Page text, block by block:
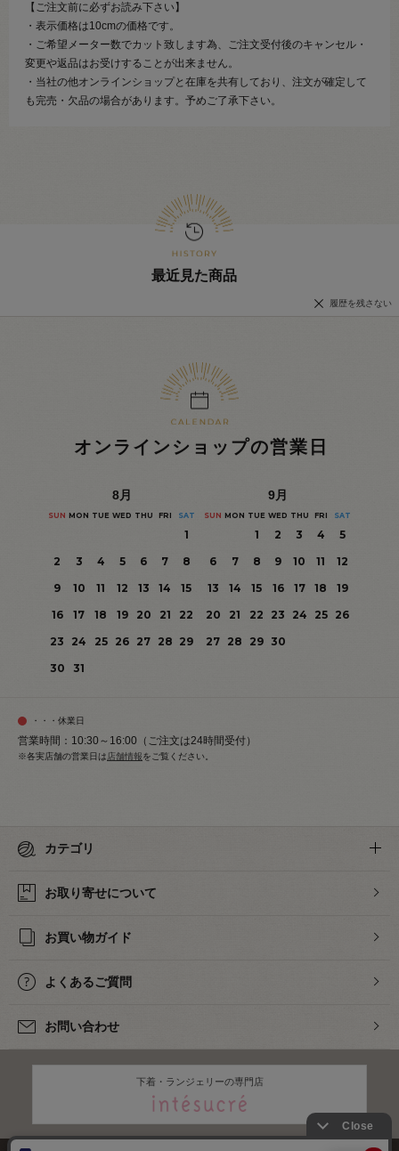
【ご注文前に必ずお読み下さい】
・表示価格は10cmの価格です。
・ご希望メーター数でカット致します為、ご注文受付後のキャンセル・
変更や返品はお受けすることが出来ません。
・当社の他オンラインショップと在庫を共有しており、注文が確定して
も完売・欠品の場合があります。予めご了承下さい。
最近見た商品
履歴を残さない
オンラインショップの営業日
8月
SUN MON TUE WED THU FRI SAT
1
2
3 4 5 6 7
8
9
10 11 12 13 14
15
16
17 18 19 20 21
22
23
24 25 26 27 28 29
30
31
9月
SUN MON TUE WED THU FRI SAT
1 2 3 4
5
6
7 8 9 10 11
12
13
14 15 16 17 18
19
20
21 22 23 24 25
26
27 28 29 30
・・・休業日
営業時間：10:30～16:00（ご注文は24時間受付）
※各実店舗の営業日は 店舗情報をご覧ください。
カテゴリ
お取り寄せについて
お買い物ガイド
よくあるご質問
お問い合わせ
下着・ランジェリーの専門店